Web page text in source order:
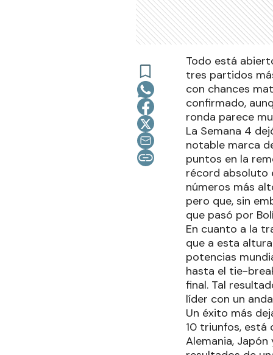
Todo está
tres partidos
con chances
confirmado,
ronda parece
La Semana 4
notable marca
puntos en la
récord absoluto
números más
pero que, sin
que pasó por
En cuanto a la
que a esta
potencias
hasta el tie-
final. Tal
líder con un
Un éxito más
10 triunfos, está
Alemania,